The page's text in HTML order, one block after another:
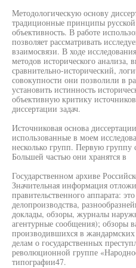
Методологическую основу
традиционные принципы
объективность. В работе
позволяет рассматривать
взаимосвязи. В ходе
методов исторического
сравнительно-исторический,
совокупности они позволили в
установить истинность
объективную критику
диссертации задач.
Источниковая основа
использованные в моем
несколько групп. Первую группу
Большей частью они хранятся в
Государственном архиве
Значительная информация
правительственного аппарата:
делопроизводства,
доклады, обзоры, журналы
агентурные сообщения); обзоры
производившихся в
делам о государственных
революционной группе
типографии47.